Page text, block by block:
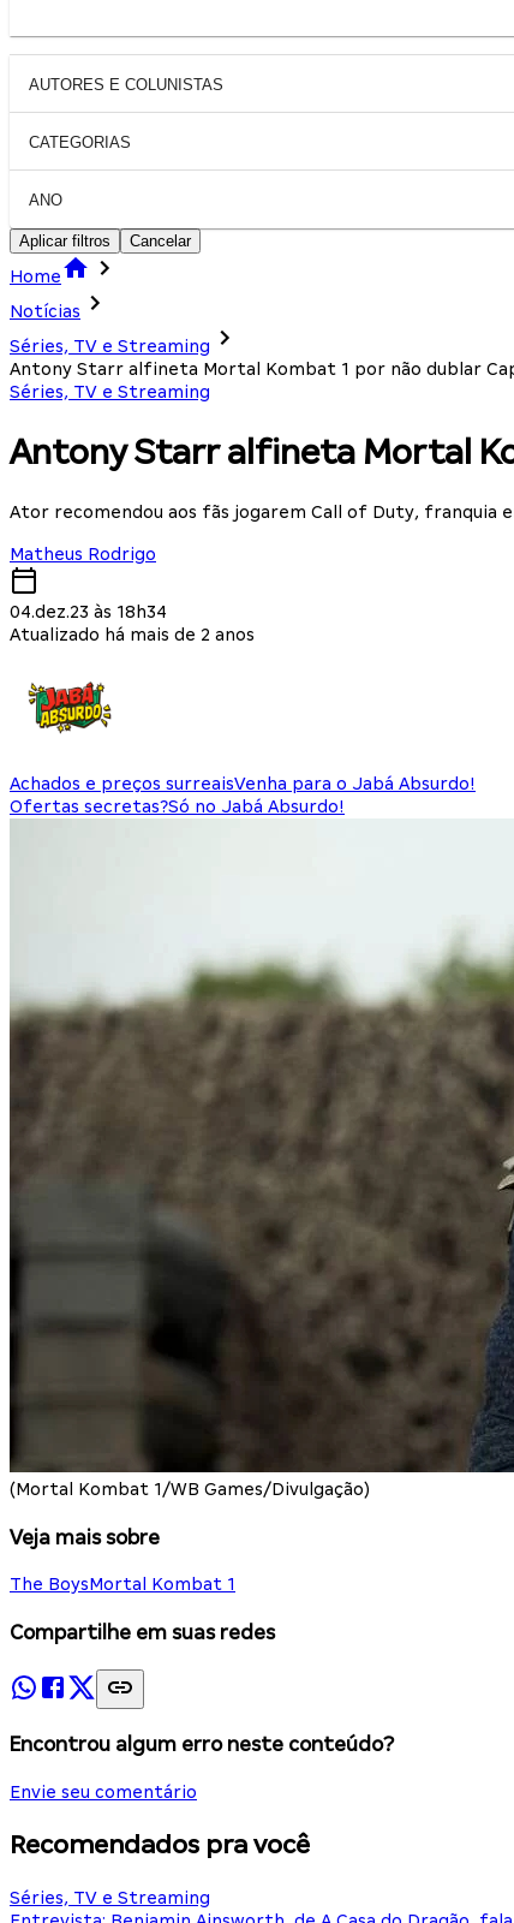
AUTORES E COLUNISTAS
CATEGORIAS
ANO
Aplicar filtros Cancelar
Home
Notícias
Séries, TV e Streaming
Antony Starr alfineta Mortal Kombat 1 por não dublar
Séries, TV e Streaming
Antony Starr alfineta Mortal
Ator recomendou aos fãs jogarem Call of Duty, franquia
Matheus Rodrigo
04.dez.23 às 18h34
Atualizado há mais de 2 anos
Achados e preços surreaisVenha para o Jabá Absurdo!
Ofertas secretas?Só no Jabá Absurdo!
(Mortal Kombat 1/WB Games/Divulgação)
Veja mais sobre
The BoysMortal Kombat 1
Compartilhe em suas redes
Encontrou algum erro neste conteúdo?
Envie seu comentário
Recomendados pra você
Séries, TV e Streaming